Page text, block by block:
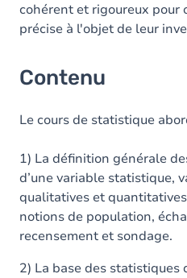
cohérent et rigoureux pour
précise à l'objet de leur
Contenu
Le cours de statistique
1) La définition générale
d’une variable statistique,
qualitatives et
notions de population,
recensement et sondage.
2) La base des